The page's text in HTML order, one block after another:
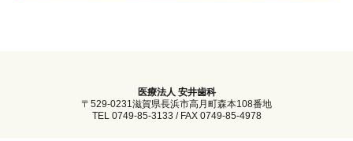
医療法人 安井歯科
〒529-0231滋賀県長浜市高月町森本108番地
TEL 0749-85-3133 / FAX 0749-85-4978